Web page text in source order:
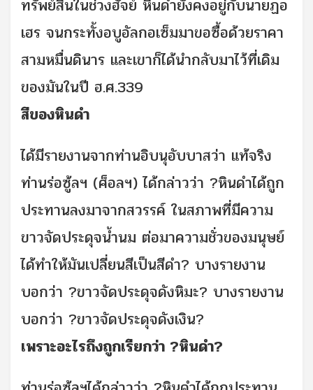
ทรัพย์สินในช่วงฮัจย์ หินดำยังคงอยู่กับนายฏอ
เฮร จนกระทั้งอบูอัลกอเซ็มมาขอซื้อด้วยราคา
สามหมื่นดินาร และเขาก็ได้นำกลับมาไว้ที่เดิม
ของมันในปี ฮ.ศ.339
สีของหินดำ
ได้มีรายงานจากท่านอิบนุอับบาสว่า แท้จริง
ท่านร่อซู้ลฯ (ศ็อลฯ) ได้กล่าวว่า ?หินดำได้ถูก
ประทานลงมาจากสวรรค์ ในสภาพที่มีความ
ขาวจัดประดุจน้ำนม ต่อมาความชั่วของมนุษย์
ได้ทำให้มันเปลี่ยนสีเป็นสีดำ? บางรายงาน
บอกว่า ?ขาวจัดประดุจดังหิมะ? บางรายงาน
บอกว่า ?ขาวจัดประดุจดังเงิน?
เพราะอะไรถึงถูกเรียกว่า ?หินดำ?